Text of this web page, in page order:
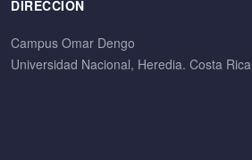
DIRECCIÓN
Campus Omar Dengo
Universidad Nacional, Heredia. Costa Rica